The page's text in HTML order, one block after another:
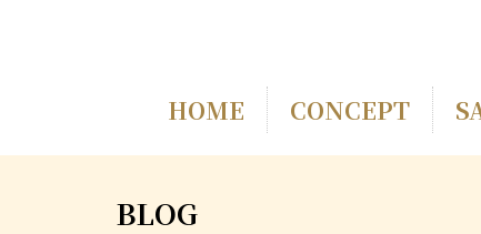
HOME CONCEPT
BLOG